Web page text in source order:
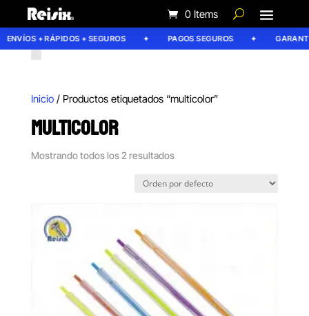
0 Items
ENVÍOS + RÁPIDOS + SEGUROS PAGOS SEGUROS
Inicio/ Productos etiquetados “multicolor”
MULTICOLOR
Mostrando todos los 2 resultados